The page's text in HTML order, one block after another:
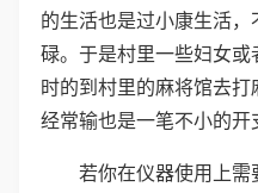
的生活也是过小康生活
碌。于是村里一些妇女
时的到村里的麻将馆去
经常输也是一笔不小的开
若你在仪器使用上